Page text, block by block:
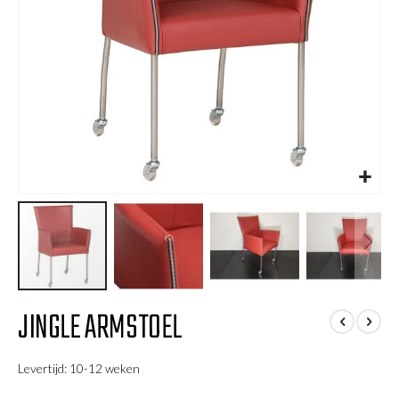
naar
het
van
JINGLE ARMSTOEL
Levertijd: 10-12 weken